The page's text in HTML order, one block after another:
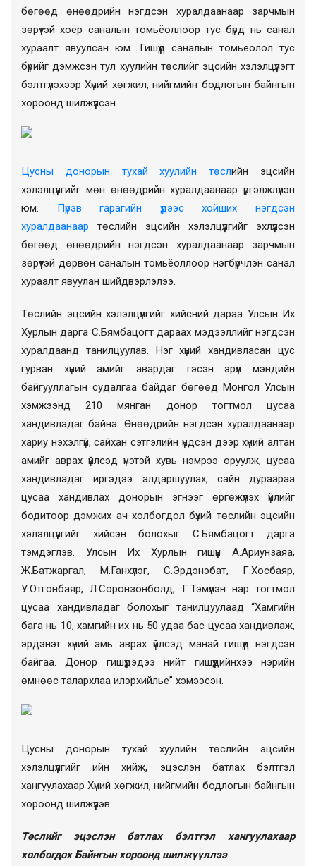
бөгөөд өнөөдрийн нэгдсэн хуралдаанаар зарчмын
зөрүүтэй хоёр саналын томьёоллоор тус бүрд нь санал
хураалт явуулсан юм. Гишүүд саналын томьёолол тус
бүрийг дэмжсэн тул хуулийн төслийг эцсийн хэлэлцүүлэгт
бэлтгүүлэхээр Хүний хөгжил, нийгмийн бодлогын байнгын
хороонд шилжүүлсэн.
Цусны донорын тухай хуулийн төслийн эцсийн
хэлэлцүүлгийг мөн өнөөдрийн хуралдаанаар үргэлжлүүлэн
юм. Пүрэв гарагийн үдээс хойших нэгдсэн
хуралдаанаар төслийн эцсийн хэлэлцүүлгийг эхлүүлсэн
бөгөөд өнөөдрийн нэгдсэн хуралдаанаар зарчмын
зөрүүтэй дөрвөн саналын томьёоллоор нэгбүрчлэн санал
хураалт явуулан шийдвэрлэлээ.
Төслийн эцсийн хэлэлцүүлгийг хийсний дараа Улсын Их
Хурлын дарга С.Бямбацогт дараах мэдээллийг нэгдсэн
хуралдаанд танилцуулав. Нэг хүний хандивласан цус
гурван хүний амийг авардаг гэсэн эрүүл мэндийн
байгууллагын судалгаа байдаг бөгөөд Монгол Улсын
хэмжээнд 210 мянган донор тогтмол цусаа
хандивладаг байна. Өнөөдрийн нэгдсэн хуралдаанаар
хариу нэхэлгүй, сайхан сэтгэлийн үндсэн дээр хүний алтан
амийг аврах үйлсэд үнэтэй хувь нэмрээ оруулж, цусаа
хандивладаг иргэдээ алдаршуулах, сайн дураараа
цусаа хандивлах донорын эгнээг өргөжүүлэх үйлийг
бодитоор дэмжих ач холбогдол бүхий төслийн эцсийн
хэлэлцүүлгийг хийсэн болохыг С.Бямбацогт дарга
тэмдэглэв. Улсын Их Хурлын гишүүн А.Ариунзаяа,
Ж.Батжаргал, М.Ганхүлэг, С.Эрдэнэбат, Г.Хосбаяр,
У.Отгонбаяр, Л.Соронзонболд, Г.Тэмүүлэн нар тогтмол
цусаа хандивладаг болохыг танилцуулаад “Хамгийн
бага нь 10, хамгийн их нь 50 удаа бас цусаа хандивлаж,
эрдэнэт хүний амь аврах үйлсэд манай гишүүд нэгдсэн
байгаа. Донор гишүүдэдээ нийт гишүүдийнхээ нэрийн
өмнөөс талархлаа илэрхийлье” хэмээсэн.
Цусны донорын тухай хуулийн төслийн эцсийн
хэлэлцүүлгийг ийн хийж, эцэслэн батлах бэлтгэл
хангуулахаар Хүний хөгжил, нийгмийн бодлогын байнгын
хороонд шилжүүлэв.
Төслийг эцэслэн батлах бэлтгэл хангуулахаар
холбогдох Байнгын хороонд шилжүүллээ